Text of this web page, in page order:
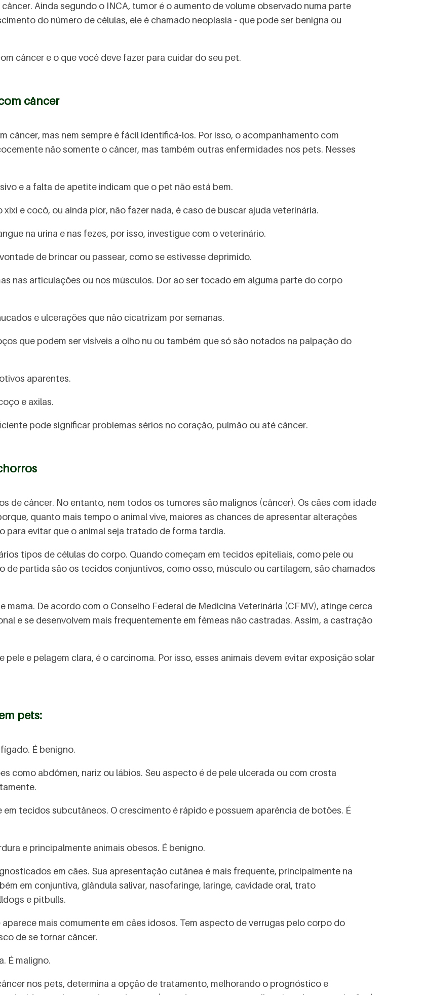
Ainda segundo o INCA, tumor é o aumento de volume observado numa parte
do número de células, ele é chamado neoplasia - que pode ser benigna ou
câncer e o que você deve fazer para cuidar do seu pet.
câncer
câncer, mas nem sempre é fácil identificá-los. Por isso, o acompanhamento com
não somente o câncer, mas também outras enfermidades nos pets. Nesses
e a falta de apetite indicam que o pet não está bem.
xixi e cocô, ou ainda pior, não fazer nada, é caso de buscar ajuda veterinária.
na urina e nas fezes, por isso, investigue com o veterinário.
de brincar ou passear, como se estivesse deprimido.
nas articulações ou nos músculos. Dor ao ser tocado em alguma parte do corpo
e ulcerações que não cicatrizam por semanas.
que podem ser visíveis a olho nu ou também que só são notados na palpação do
aparentes.
e axilas.
pode significar problemas sérios no coração, pulmão ou até câncer.
de câncer. No entanto, nem todos os tumores são malignos (câncer). Os cães com idade
quanto mais tempo o animal vive, maiores as chances de apresentar alterações
para evitar que o animal seja tratado de forma tardia.
tipos de células do corpo. Quando começam em tecidos epiteliais, como pele ou
de partida são os tecidos conjuntivos, como osso, músculo ou cartilagem, são chamados
mama. De acordo com o Conselho Federal de Medicina Veterinária (CFMV), atinge cerca
e se desenvolvem mais frequentemente em fêmeas não castradas. Assim, a castração
e pelagem clara, é o carcinoma. Por isso, esses animais devem evitar exposição solar
pets:
É benigno.
como abdômen, nariz ou lábios. Seu aspecto é de pele ulcerada ou com crosta
em tecidos subcutâneos. O crescimento é rápido e possuem aparência de botões. É
e principalmente animais obesos. É benigno.
em cães. Sua apresentação cutânea é mais frequente, principalmente na
em conjuntiva, glândula salivar, nasofaringe, laringe, cavidade oral, trato
e pitbulls.
mais comumente em cães idosos. Tem aspecto de verrugas pelo corpo do
de se tornar câncer.
É maligno.
nos pets, determina a opção de tratamento, melhorando o prognóstico e